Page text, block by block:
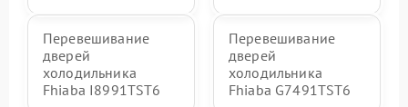
Перевешивание
дверей
холодильника
Fhiaba I8991TST6
Перевешивание
дверей
холодильника
Fhiaba G7491TST6